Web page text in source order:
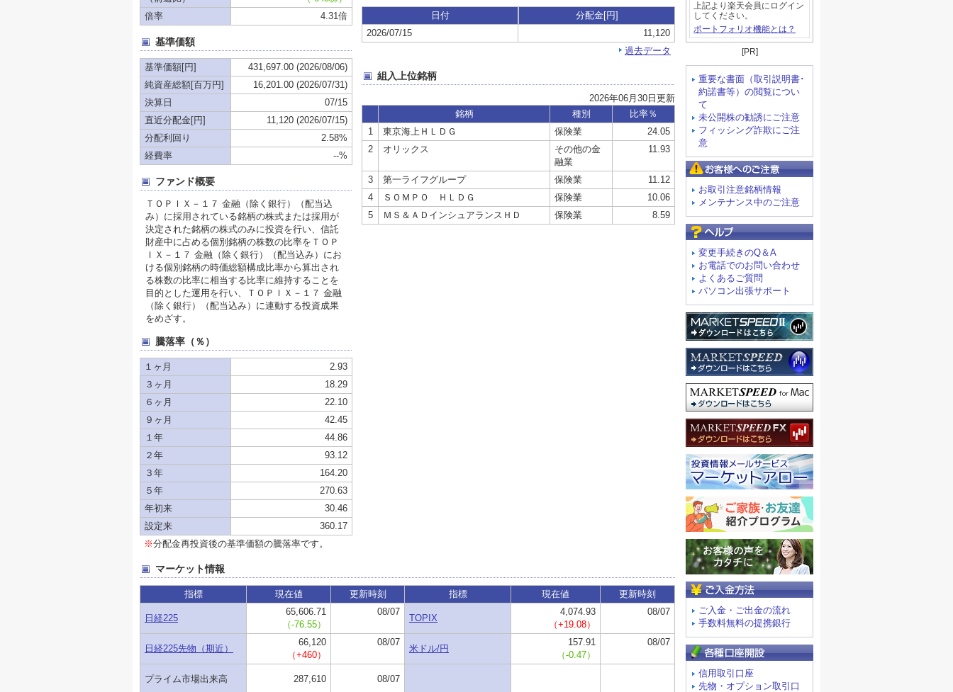
上記より楽天会員にログイン
してください。
ポートフォリオ機能とは？
[PR]
重要な書面（取引説明書･
約諾書等）の閲覧につい
て
未公開株の勧誘にご注意
フィッシング詐欺にご注
意
お取引注意銘柄情報
メンテナンス中のご注意
変更手続きのQ＆A
お電話でのお問い合わせ
よくあるご質問
パソコン出張サポート
ご入金・ご出金の流れ
手数料無料の提携銀行
信用取引口座
先物・オプション取引口